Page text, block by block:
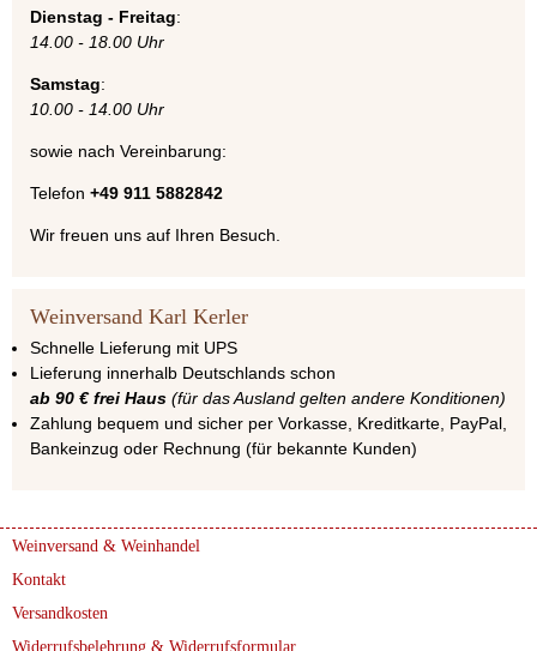
Dienstag - Freitag:
14.00 - 18.00 Uhr
Samstag:
10.00 - 14.00 Uhr
sowie nach Vereinbarung:
Telefon +49 911 5882842
Wir freuen uns auf Ihren Besuch.
Weinversand Karl Kerler
Schnelle Lieferung mit UPS
Lieferung innerhalb Deutschlands schon
ab 90 € frei Haus (für das Ausland gelten andere Konditionen)
Zahlung bequem und sicher per Vorkasse, Kreditkarte, PayPal,
Bankeinzug oder Rechnung (für bekannte Kunden)
Weinversand & Weinhandel
Kontakt
Versandkosten
Widerrufsbelehrung & Widerrufsformular